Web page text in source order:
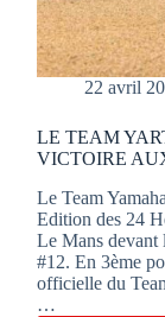
22 avril
LE TEAM
VICTOIRE
Le Team
Edition des 24
Le Mans devant
#12. En 3ème
officielle du
…